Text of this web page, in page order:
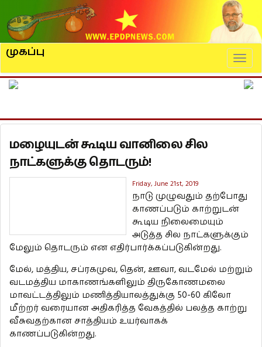
முகப்பு
மழையுடன் கூடிய வானிலை சில
நாட்களுக்கு தொடரும்!
Friday, June 21st, 2019
நாடு முழுவதும் தற்போது
காணப்படும் காற்றுடன்
கூடிய நிலைமையும்
அடுத்த சில நாட்களுக்கும்
மேலும் தொடரும் என எதிர்பார்க்கப்படுகின்றது.
மேல், மத்திய, சப்ரகமுவ, தென், ஊவா, வடமேல் மற்றும்
வடமத்திய மாகாணங்களிலும் திருகோணமலை
மாவட்டத்திலும் மணித்தியாலத்துக்கு 50-60 கிலோ
மீற்றர் வரையான அதிகரித்த வேகத்தில் பலத்த காற்று
வீசுவதற்கான சாத்தியம் உயர்வாகக்
காணப்படுகின்றது.